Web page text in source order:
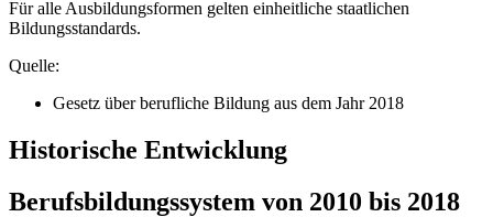
Für alle Ausbildungsformen gelten einheitliche staatlichen
Bildungsstandards.
Quelle:
Gesetz über berufliche Bildung aus dem Jahr 2018
Historische Entwicklung
Berufsbildungssystem von 2010 bis 2018